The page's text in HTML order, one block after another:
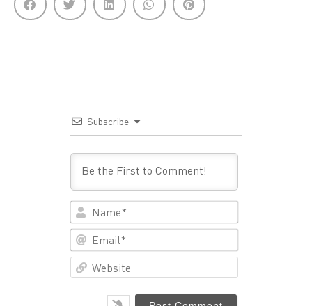
Subscribe